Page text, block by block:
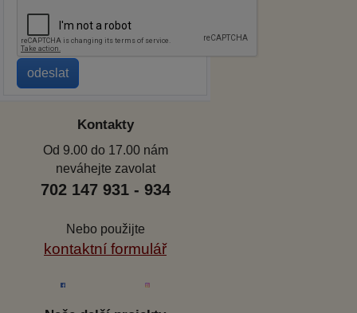
Kontakty
Od 9.00 do 17.00 nám
neváhejte zavolat
702 147 931 - 934
Nebo použijte
kontaktní formulář